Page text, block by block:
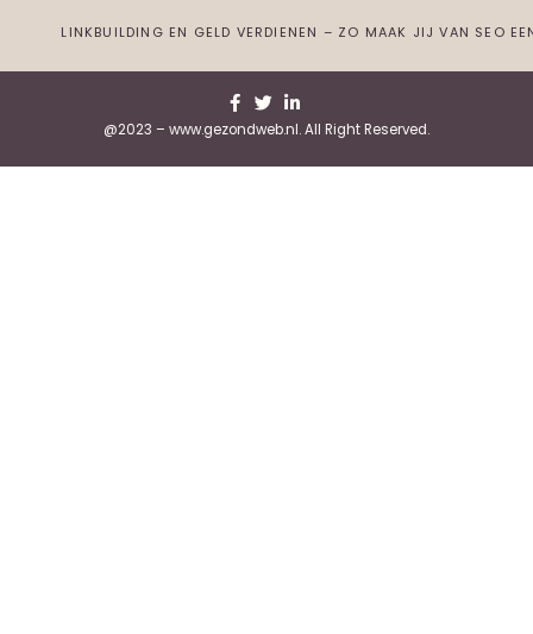
LINKBUILDING EN GELD VERDIENEN – ZO MAAK JIJ VAN SEO
@2023 – www.gezondweb.nl. All Right Reserved.